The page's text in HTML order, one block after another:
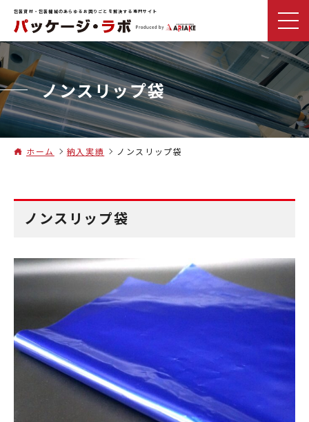
包装資材・包装機械のあらゆるお困りごとを解決する専門サイト
ノンスリップ袋
ホーム 納入実績 ノンスリップ袋
ノンスリップ袋